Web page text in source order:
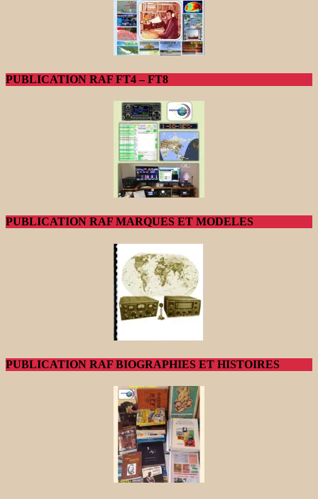
PUBLICATION RAF FT4 – FT8
PUBLICATION RAF MARQUES ET MODELES
PUBLICATION RAF BIOGRAPHIES ET HISTOIRES